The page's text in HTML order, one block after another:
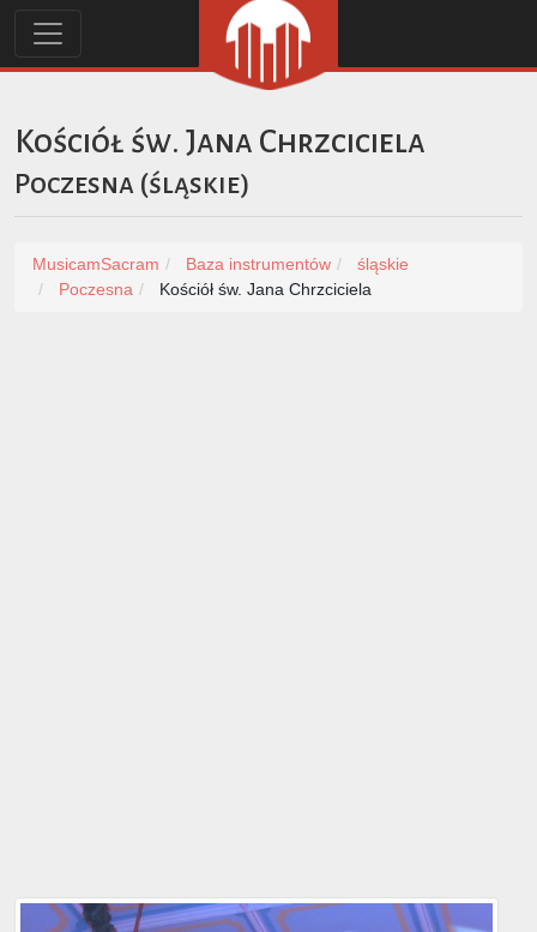
Kościół św. Jana Chrzciciela
Poczesna (śląskie)
MusicamSacram Baza instrumentów
śląskie
Poczesna
Kościół św. Jana Chrzciciela